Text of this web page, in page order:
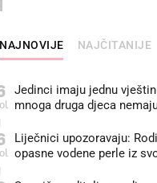
NAJNOVIJE NAJČITANIJE
Jedinci imaju jednu
mnoga druga djeca
Liječnici upozoravaju:
opasne vodene perle iz